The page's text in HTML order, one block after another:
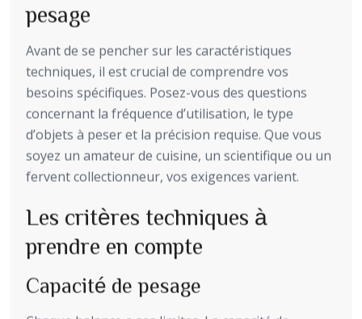
pesage
Avant de se pencher sur les caractéristiques
techniques, il est crucial de comprendre vos
besoins spécifiques. Posez-vous des questions
concernant la fréquence d’utilisation, le type
d’objets à peser et la précision requise. Que vous
soyez un amateur de cuisine, un scientifique ou un
fervent collectionneur, vos exigences varient.
Les critères techniques à
prendre en compte
Capacité de pesage